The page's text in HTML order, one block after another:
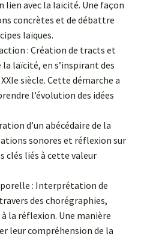
lien avec la laïcité. Une façon
concrètes et de débattre
laïques.
: Création de tracts et
laïcité, en s’inspirant des
siècle. Cette démarche a
l’évolution des idées
d’un abécédaire de la
sonores et réflexion sur
clés liés à cette valeur
: Interprétation de
des chorégraphies,
la réflexion. Une manière
leur compréhension de la